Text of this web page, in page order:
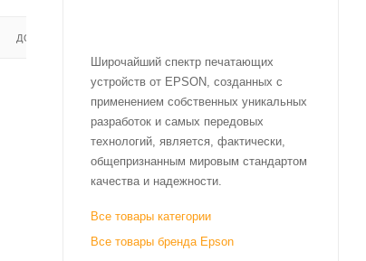
ДОСТАВКА
Широчайший спектр печатающих
устройств от EPSON, созданных с
применением собственных уникальных
разработок и самых передовых
технологий, является, фактически,
общепризнанным мировым стандартом
качества и надежности.
Все товары категории
Все товары бренда Epson